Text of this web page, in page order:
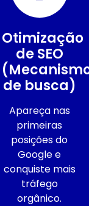
Otimização
de SEO
de busca)
Apareça nas
primeiras
posições do
Google e
conquiste mais
tráfego
orgânico.